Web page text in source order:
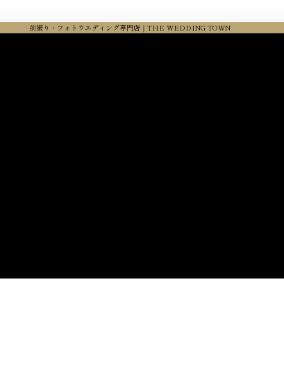
前撮り・フォトウエディング専門店｜THE WEDDING TOWN